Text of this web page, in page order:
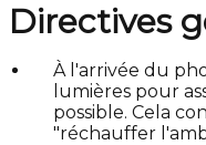
Directives
À l'arrivée du
lumières pour
possible. Cela
"réchauffer